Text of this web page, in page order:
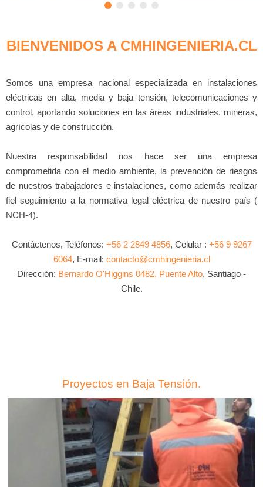
BIENVENIDOS A CMHINGENIERIA.CL
Somos una empresa nacional especializada en instalaciones
eléctricas en alta, media y baja tensión, telecomunicaciones y
control, aportando soluciones en las áreas industriales, mineras,
agrícolas y de construcción.
Nuestra responsabilidad nos hace ser una empresa
comprometida con el medio ambiente, la prevención de riesgos
de nuestros trabajadores e instalaciones, como además realizar
fiel seguimiento a la normativa legal eléctrica de nuestro país (
NCH-4).
Contáctenos, Teléfonos: +56 2 2849 4856, Celular : +56 9 9267
6064, E-mail: contacto@cmhingenieria.cl
Dirección: Bernardo O'Higgins 0482, Puente Alto, Santiago -
Chile.
Proyectos en Baja Tensión.